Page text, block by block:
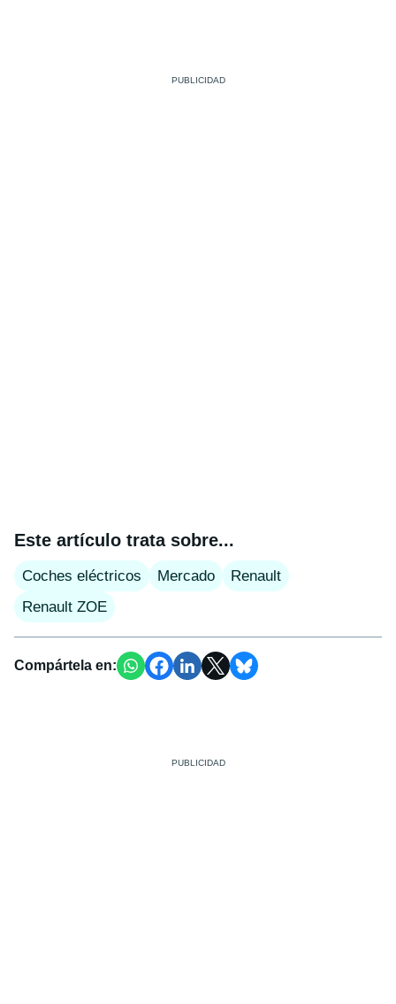
Este artículo trata sobre...
Coches eléctricos Mercado
Renault
Renault ZOE
Compártela en: